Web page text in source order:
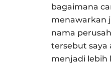
bagaimana
menawarkan
nama
tersebut saya
menjadi lebih